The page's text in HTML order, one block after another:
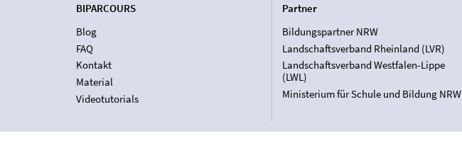
BIPARCOURS
Blog
FAQ
Kontakt
Material
Videotutorials
Partner
Bildungspartner NRW
Landschaftsverband Rheinland (LVR)
Landschaftsverband Westfalen-Lippe
(LWL)
Ministerium für Schule und Bildung NRW